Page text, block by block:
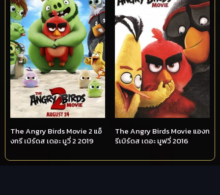
The Angry Birds Movie 2 แอ็
งกรี เบิร์ดส เดอะ มูวี่ 2 2019
The Angry Birds Movie แองก
รีเบิร์ดส เดอะ มูฟวี่ 2016